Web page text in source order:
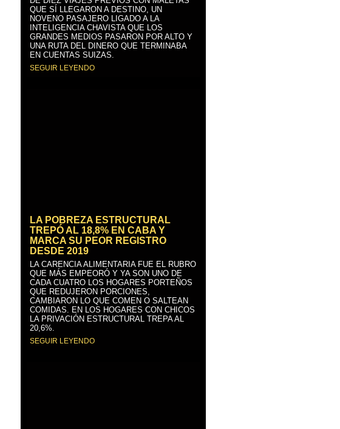
QUE SÍ LLEGARON A DESTINO, UN
NOVENO PASAJERO LIGADO A LA
INTELIGENCIA CHAVISTA QUE LOS
GRANDES MEDIOS PASARON POR ALTO Y
UNA RUTA DEL DINERO QUE TERMINABA
EN CUENTAS SUIZAS.
SEGUIR LEYENDO
LA POBREZA ESTRUCTURAL
TREPÓ AL 18,8% EN CABA Y
MARCA SU PEOR REGISTRO
DESDE 2019
LA CARENCIA ALIMENTARIA FUE EL RUBRO
QUE MÁS EMPEORÓ Y YA SON UNO DE
CADA CUATRO LOS HOGARES PORTEÑOS
QUE REDUJERON PORCIONES,
CAMBIARON LO QUE COMEN O SALTEAN
COMIDAS. EN LOS HOGARES CON CHICOS
LA PRIVACIÓN ESTRUCTURAL TREPA AL
20,6%.
SEGUIR LEYENDO